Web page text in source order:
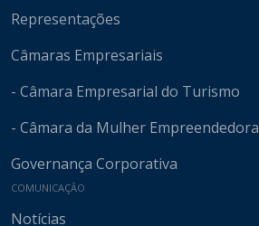
Representações
Câmaras Empresariais
- Câmara Empresarial do Turismo
- Câmara da Mulher Empreendedora
Governança Corporativa
COMUNICAÇÃO
Notícias